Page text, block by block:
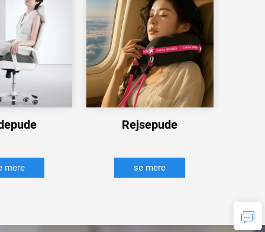
mere
Rejsepude
se mere